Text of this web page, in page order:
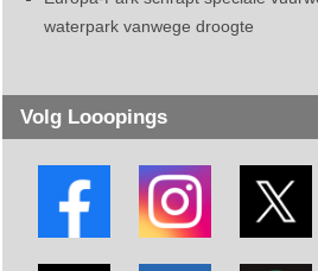
waterpark vanwege droogte
Volg Looopings